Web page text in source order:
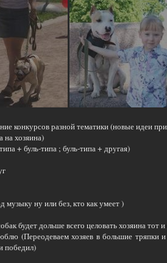
конкурсов разной тематики (новые идеи
на хозяина)
+ буль-типа ; буль-типа + другая)
музыку ну или без, кто как умеет )
будет дольше всего целовать хозяина тот
(Переодеваем хозяев в большие
победил)